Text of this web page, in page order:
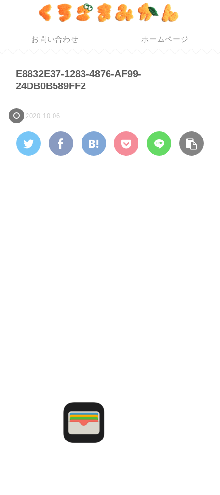
お問い合わせ ホームページ
E8832E37-1283-4876-AF99-
24DB0B589FF2
2020.10.06